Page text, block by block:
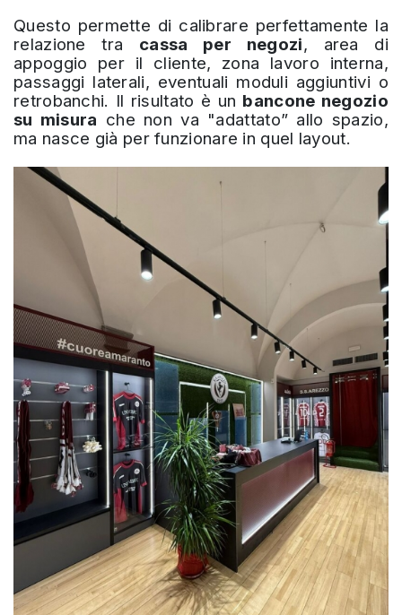
Questo permette di calibrare perfettamente la
relazione tra cassa per negozi, area di
appoggio per il cliente, zona lavoro interna,
passaggi laterali, eventuali moduli aggiuntivi o
retrobanchi. Il risultato è un bancone negozio
su misura che non va "adattato” allo spazio,
ma nasce già per funzionare in quel layout.